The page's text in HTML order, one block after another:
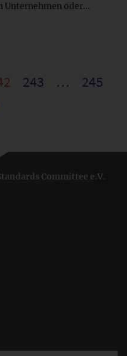
Unternehmen oder...
243 … 245
Committee e.V.